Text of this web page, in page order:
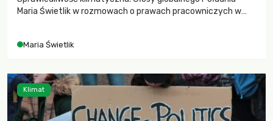
Maria Świetlik w rozmowach o prawach pracowniczych w
Maria Świetlik
Klimat